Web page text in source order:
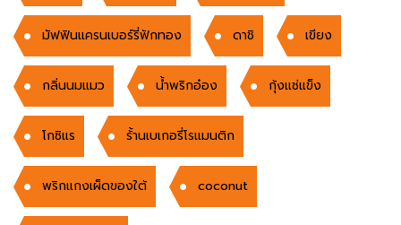
มัฟฟินแครนเบอร์รี่ฟักทอง ดาชิ เขียง
กลิ่นนมแมว น้ำพริกอ๋อง กุ้งแช่แข็ง
โกซิแร ร้้านเบเกอรี่โรแมนติก
พริกแกงเผ็ดของใต้ coconut